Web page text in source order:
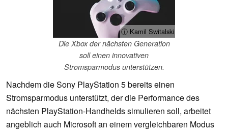
ⓘ Kamil Switalski
Die Xbox der nächsten Generation
soll einen innovativen
Stromsparmodus unterstützen.
Nachdem die Sony PlayStation 5 bereits einen
Stromsparmodus unterstützt, der die Performance des
nächsten PlayStation-Handhelds simulieren soll, arbeitet
angeblich auch Microsoft an einem vergleichbaren Modus